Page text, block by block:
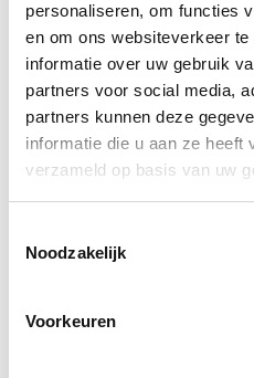
personaliseren, om functies
en om ons websiteverkeer
informatie over uw gebruik
partners voor social media,
partners kunnen deze
informatie die u aan ze heeft
verzameld op basis van uw
Noodzakelijk
Voorkeuren
zum Wohlfühlen
German
Produkte
Vorhangstoffe
Wallcovering+Print